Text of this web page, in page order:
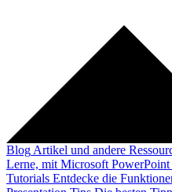
Blog Artikel und andere
Lerne, mit Microsoft PowerPoint
Tutorials Entdecke die